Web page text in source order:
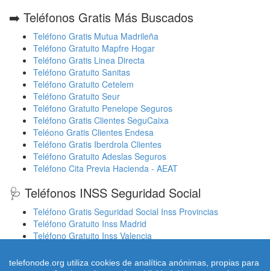
➡️ Teléfonos Gratis Más Buscados
Teléfono Gratis Mutua Madrileña
Teléfono Gratuito Mapfre Hogar
Teléfono Gratis Linea Directa
Teléfono Gratuito Sanitas
Teléfono Gratuito Cetelem
Teléfono Gratuito Seur
Teléfono Gratuito Penelope Seguros
Teléfono Gratis Clientes SeguCaixa
Teléono Gratis Clientes Endesa
Teléfono Gratis Iberdrola Clientes
Teléfono Gratuito Adeslas Seguros
Teléfono Cita Previa Hacienda - AEAT
🩺 Teléfonos INSS Seguridad Social
Teléfono Gratis Seguridad Social Inss Provincias
Teléfono Gratuito Inss Madrid
Teléfono Gratuito Inss Valencia
Cita Previa Médicos Euskadi Osakidetza Osanet
telefonode.org utiliza cookies de analítica anónimas, propias para